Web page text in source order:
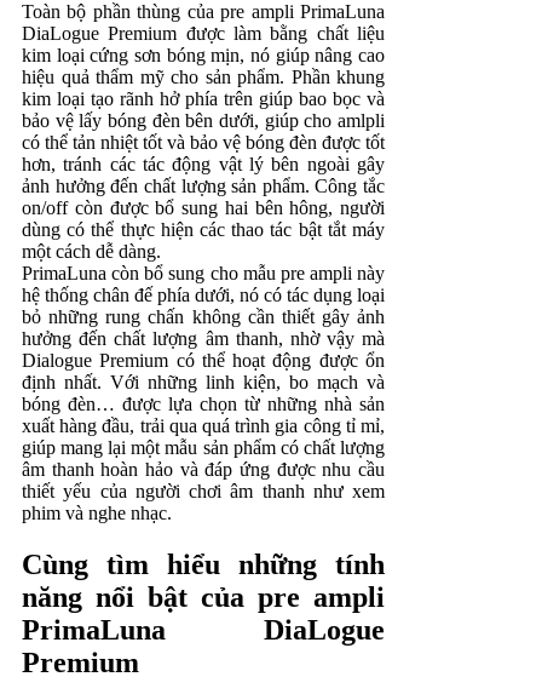
Toàn bộ phần thùng của pre ampli PrimaLuna
DiaLogue Premium được làm bằng chất liệu
kim loại cứng sơn bóng mịn, nó giúp nâng cao
hiệu quả thẩm mỹ cho sản phẩm. Phần khung
kim loại tạo rãnh hở phía trên giúp bao bọc và
bảo vệ lấy bóng đèn bên dưới, giúp cho amlpli
có thể tản nhiệt tốt và bảo vệ bóng đèn được tốt
hơn, tránh các tác động vật lý bên ngoài gây
ảnh hưởng đến chất lượng sản phẩm. Công tắc
on/off còn được bổ sung hai bên hông, người
dùng có thể thực hiện các thao tác bật tắt máy
một cách dễ dàng.
PrimaLuna còn bổ sung cho mẫu pre ampli này
hệ thống chân đế phía dưới, nó có tác dụng loại
bỏ những rung chấn không cần thiết gây ảnh
hưởng đến chất lượng âm thanh, nhờ vậy mà
Dialogue Premium có thể hoạt động được ổn
định nhất. Với những linh kiện, bo mạch và
bóng đèn… được lựa chọn từ những nhà sản
xuất hàng đầu, trải qua quá trình gia công tỉ mỉ,
giúp mang lại một mẫu sản phẩm có chất lượng
âm thanh hoàn hảo và đáp ứng được nhu cầu
thiết yếu của người chơi âm thanh như xem
phim và nghe nhạc.
Cùng tìm hiểu những tính
năng nổi bật của pre ampli
PrimaLuna DiaLogue
Premium